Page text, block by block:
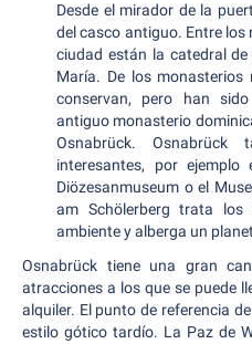
Desde el mirador de la
del casco antiguo. Entre
ciudad están la catedral
María. De los monasterios
conservan, pero han
antiguo monasterio
Osnabrück. Osnabrück
interesantes, por
Diözesanmuseum o el
am Schölerberg trata
ambiente y alberga un
Osnabrück tiene una gran
atracciones a los que se puede
alquiler. El punto de referencia
estilo gótico tardío. La Paz de